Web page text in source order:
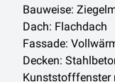
Bauweise:
Dach: Flachdach
Fassade:
Decken:
Kunststofffenster